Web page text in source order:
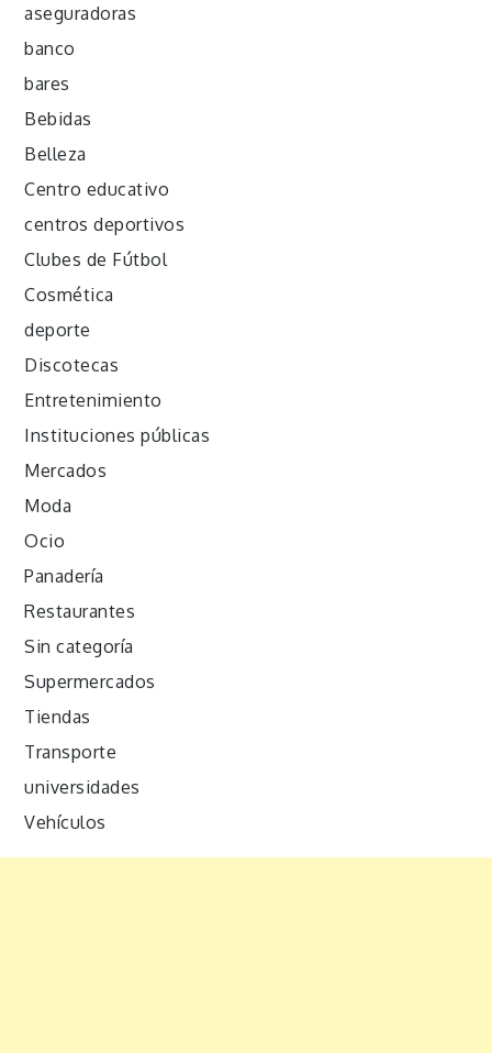
aseguradoras
banco
bares
Bebidas
Belleza
Centro educativo
centros deportivos
Clubes de Fútbol
Cosmética
deporte
Discotecas
Entretenimiento
Instituciones públicas
Mercados
Moda
Ocio
Panadería
Restaurantes
Sin categoría
Supermercados
Tiendas
Transporte
universidades
Vehículos